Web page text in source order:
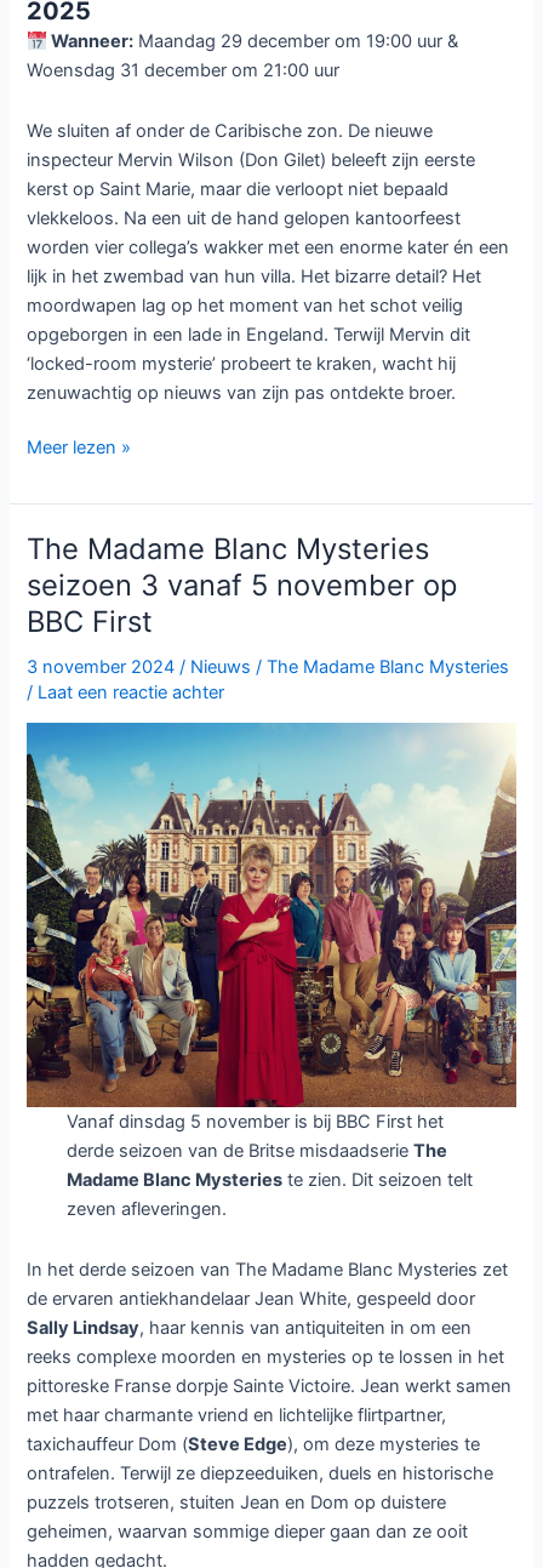
2025
Wanneer: Maandag 29 december om 19:00 uur &
Woensdag 31 december om 21:00 uur
We sluiten af onder de Caribische zon. De nieuwe
inspecteur Mervin Wilson (Don Gilet) beleeft zijn eerste
kerst op Saint Marie, maar die verloopt niet bepaald
vlekkeloos. Na een uit de hand gelopen kantoorfeest
worden vier collega’s wakker met een enorme kater én een
lijk in het zwembad van hun villa. Het bizarre detail? Het
moordwapen lag op het moment van het schot veilig
opgeborgen in een lade in Engeland. Terwijl Mervin dit
‘locked-room mysterie’ probeert te kraken, wacht hij
zenuwachtig op nieuws van zijn pas ontdekte broer.
Kerst
een
Brits
randje:
De
ultieme
voor
NL
Kerstspecials
van
2025
Meer lezen »
The Madame Blanc Mysteries
seizoen 3 vanaf 5 november op
BBC First
3 november 2024/ Nieuws /The Madame Blanc Mysteries
/ Laat een reactie achter
Vanaf dinsdag 5 november is bij BBC First het
derde seizoen van de Britse misdaadserie The
Madame Blanc Mysterieste zien. Dit seizoen telt
zeven afleveringen.
In het derde seizoen van The Madame Blanc Mysteries zet
de ervaren antiekhandelaar Jean White, gespeeld door
Sally Lindsay, haar kennis van antiquiteiten in om een
reeks complexe moorden en mysteries op te lossen in het
pittoreske Franse dorpje Sainte Victoire. Jean werkt samen
met haar charmante vriend en lichtelijke flirtpartner,
taxichauffeur Dom (Steve Edge), om deze mysteries te
ontrafelen. Terwijl ze diepzeeduiken, duels en historische
puzzels trotseren, stuiten Jean en Dom op duistere
geheimen, waarvan sommige dieper gaan dan ze ooit
hadden gedacht.